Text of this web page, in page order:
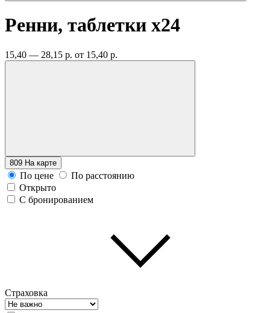
Ренни, таблетки x24
15,40 — 28,15 р. от 15,40 р.
809 На карте
По цене
По расстоянию
Открыто
С бронированием
Страховка